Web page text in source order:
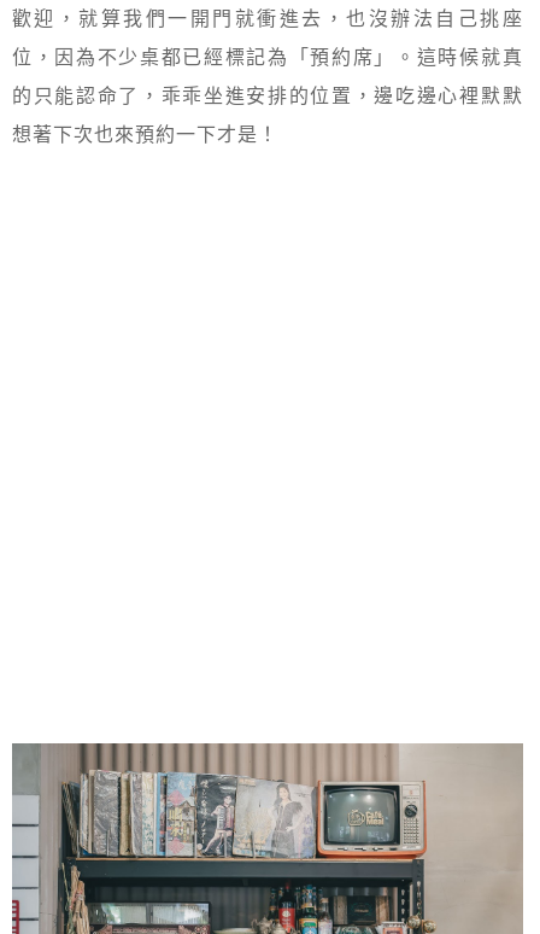
歡迎，就算我們一開門就衝進去，也沒辦法自己挑座
位，因為不少桌都已經標記為「預約席」。這時候就真
的只能認命了，乖乖坐進安排的位置，邊吃邊心裡默默
想著下次也來預約一下才是！